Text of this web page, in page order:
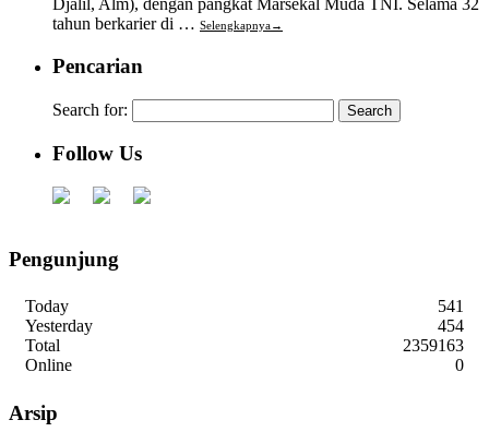
Djalil, Alm), dengan pangkat Marsekal Muda TNI. Selama 32
tahun berkarier di … Selengkapnya→
Pencarian
Search for:
Follow Us
Pengunjung
Today
Yesterday
Total
Online
541
454
2359163
0
Arsip